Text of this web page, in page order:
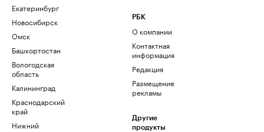
Екатеринбург
Новосибирск
Омск
Башкортостан
Вологодская
область
Калининград
Краснодарский
край
Нижний
РБК
О компании
Контактная
информация
Редакция
Размещение
рекламы
Другие
продукты